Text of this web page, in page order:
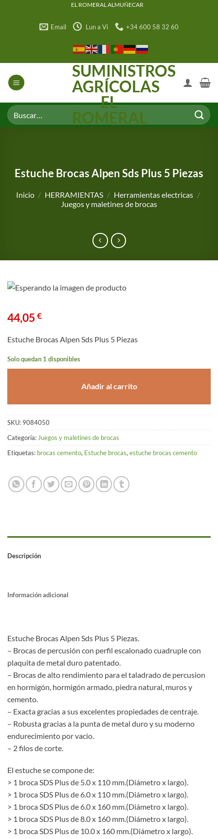
EL ROMERAL ALMUÑECAR
Email Lun a Vi +34 600 58 32 60
SUMINISTROS
AGRÍCOLAS
EL
ROMERAL
Buscar
por:
Estuche Brocas Alpen Sds Plus 5 Piezas
Inicio / HERRAMIENTAS / Herramientas electricas /
Juegos y maletines de brocas
44,05 €
Estuche Brocas Alpen Sds Plus 5 Piezas
Solo quedan 1 disponibles
Añadir al carrito
SKU: 9084050
Categoría:Juegos y maletines de brocas
Etiquetas: brocas cemento, Estuche brocas,estuche brocas cemento
Descripción
Información adicional
Estuche Brocas Alpen Sds Plus 5 Piezas.
– Brocas de percusión con perfil escalonado cuadruple con
plaquita de metal duro patentado.
– Brocas de alto rendimiento para el taladrado de percusion
en hormigón, hormigón armado, piedra natural, muros y
cemento.
– Exacta gracias a sus excelentes propiedades de centraje.
– Robusta gracias a la punta de metal duro y su moderno
endurecimiento por vacio.
– 2 filos de corte.
El estuche se compone de:
> 1 broca SDS Plus de 5.0 x 110 mm.(Diámetro x largo).
> 1 broca SDS Plus de 6.0 x 110 mm.(Diámetro x largo).
> 1 broca SDS Plus de 6.0 x 160 mm.(Diámetro x largo).
> 1 broca SDS Plus de 8.0 x 160 mm.(Diámetro x largo).
> 1 broca SDS Plus de 10.0 x 160 mm.(Diámetro x largo).